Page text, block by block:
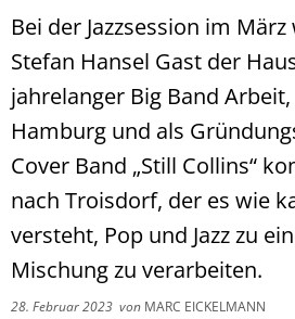
Bei der Jazzsession im
Stefan Hansel Gast der
jahrelanger Big Band
Hamburg und als
Cover Band „Still Collins“
nach Troisdorf, der es wie
versteht, Pop und Jazz zu
Mischung zu verarbeiten.
28. Februar 2023 von MARC EICKELMANN